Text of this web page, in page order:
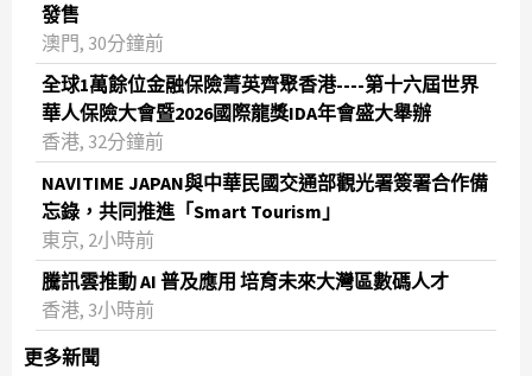
發售
澳門, 30分鐘前
全球1萬餘位金融保險菁英齊聚香港----第十六屆世界
華人保險大會暨2026國際龍獎IDA年會盛大舉辦
香港, 32分鐘前
NAVITIME JAPAN與中華民國交通部觀光署簽署合作備
忘錄，共同推進「Smart Tourism」
東京, 2小時前
騰訊雲推動 AI 普及應用 培育未來大灣區數碼人才
香港, 3小時前
更多新聞